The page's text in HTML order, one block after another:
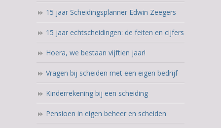
15 jaar Scheidingsplanner Edwin Zeegers
15 jaar echtscheidingen: de feiten en cijfers
Hoera, we bestaan vijftien jaar!
Vragen bij scheiden met een eigen bedrijf
Kinderrekening bij een scheiding
Pensioen in eigen beheer en scheiden